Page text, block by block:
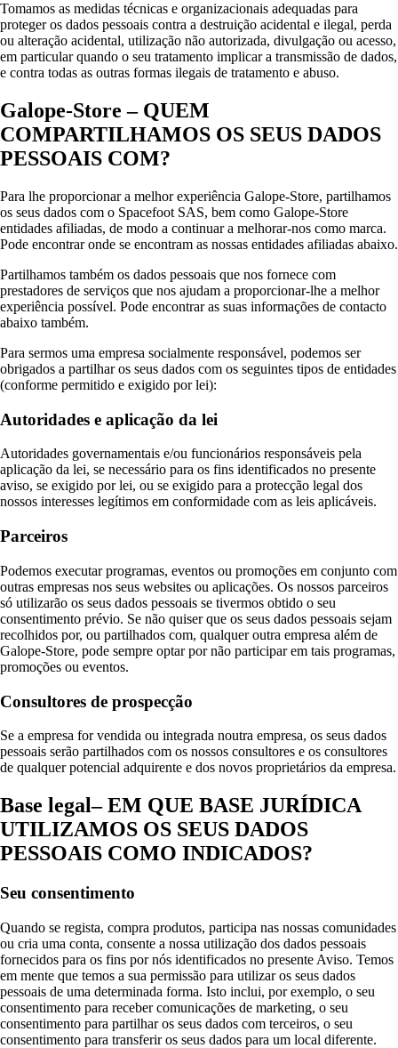
Tomamos as medidas técnicas e organizacionais adequadas para
proteger os dados pessoais contra a destruição acidental e ilegal, perda
ou alteração acidental, utilização não autorizada, divulgação ou acesso,
em particular quando o seu tratamento implicar a transmissão de dados,
e contra todas as outras formas ilegais de tratamento e abuso.
Galope-Store – QUEM
COMPARTILHAMOS OS SEUS DADOS
PESSOAIS COM?
Para lhe proporcionar a melhor experiência Galope-Store, partilhamos
os seus dados com o Spacefoot SAS, bem como Galope-Store
entidades afiliadas, de modo a continuar a melhorar-nos como marca.
Pode encontrar onde se encontram as nossas entidades afiliadas abaixo.
Partilhamos também os dados pessoais que nos fornece com
prestadores de serviços que nos ajudam a proporcionar-lhe a melhor
experiência possível. Pode encontrar as suas informações de contacto
abaixo também.
Para sermos uma empresa socialmente responsável, podemos ser
obrigados a partilhar os seus dados com os seguintes tipos de entidades
(conforme permitido e exigido por lei):
Autoridades e aplicação da lei
Autoridades governamentais e/ou funcionários responsáveis pela
aplicação da lei, se necessário para os fins identificados no presente
aviso, se exigido por lei, ou se exigido para a protecção legal dos
nossos interesses legítimos em conformidade com as leis aplicáveis.
Parceiros
Podemos executar programas, eventos ou promoções em conjunto com
outras empresas nos seus websites ou aplicações. Os nossos parceiros
só utilizarão os seus dados pessoais se tivermos obtido o seu
consentimento prévio. Se não quiser que os seus dados pessoais sejam
recolhidos por, ou partilhados com, qualquer outra empresa além de
Galope-Store, pode sempre optar por não participar em tais programas,
promoções ou eventos.
Consultores de prospecção
Se a empresa for vendida ou integrada noutra empresa, os seus dados
pessoais serão partilhados com os nossos consultores e os consultores
de qualquer potencial adquirente e dos novos proprietários da empresa.
Base legal– EM QUE BASE JURÍDICA
UTILIZAMOS OS SEUS DADOS
PESSOAIS COMO INDICADOS?
Seu consentimento
Quando se regista, compra produtos, participa nas nossas comunidades
ou cria uma conta, consente a nossa utilização dos dados pessoais
fornecidos para os fins por nós identificados no presente Aviso. Temos
em mente que temos a sua permissão para utilizar os seus dados
pessoais de uma determinada forma. Isto inclui, por exemplo, o seu
consentimento para receber comunicações de marketing, o seu
consentimento para partilhar os seus dados com terceiros, o seu
consentimento para transferir os seus dados para um local diferente.